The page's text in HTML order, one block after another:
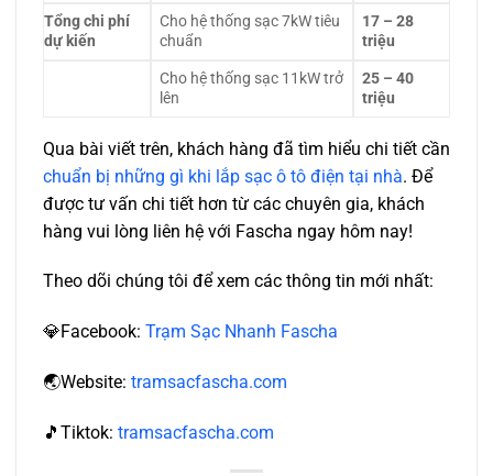
Tổng chi phí
dự kiến
Cho hệ thống sạc 7kW tiêu
chuẩn
17 – 28
triệu
Cho hệ thống sạc 11kW trở
lên
25 – 40
triệu
Qua bài viết trên, khách hàng đã tìm hiểu chi tiết cần
chuẩn bị những gì khi lắp sạc ô tô điện tại nhà. Để
được tư vấn chi tiết hơn từ các chuyên gia, khách
hàng vui lòng liên hệ với Fascha ngay hôm nay!
Theo dõi chúng tôi để xem các thông tin mới nhất:
💎Facebook: Trạm Sạc Nhanh Fascha
🌏️Website: tramsacfascha.com
🎵Tiktok: tramsacfascha.com